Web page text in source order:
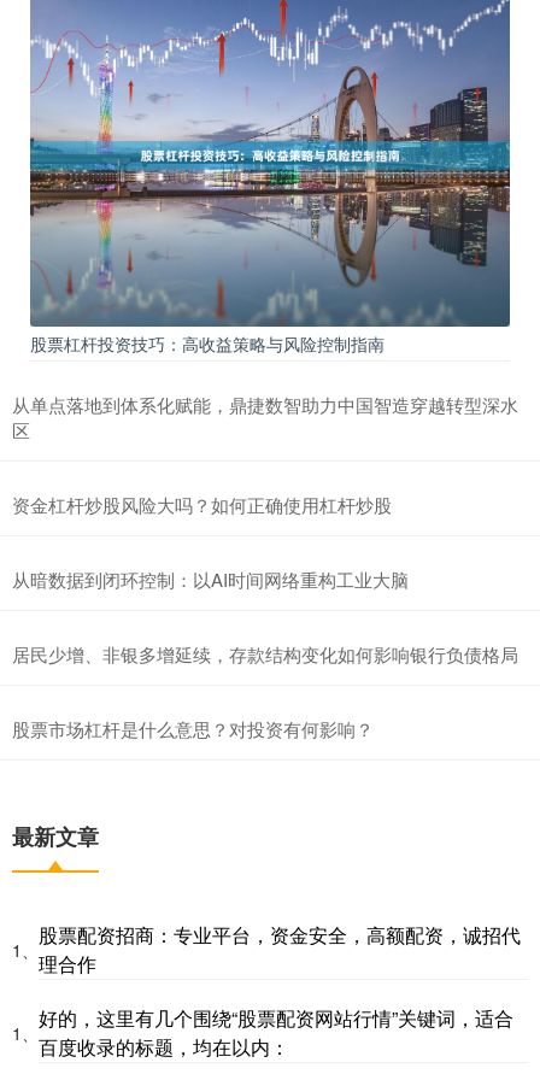
股票杠杆投资技巧：高收益策略与风险控制指南
从单点落地到体系化赋能，鼎捷数智助力中国智造穿越转型深水
区
资金杠杆炒股风险大吗？如何正确使用杠杆炒股
从暗数据到闭环控制：以AI时间网络重构工业大脑
居民少增、非银多增延续，存款结构变化如何影响银行负债格局
股票市场杠杆是什么意思？对投资有何影响？
最新文章
1、
股票配资招商：专业平台，资金安全，高额配资，诚招代
理合作
1、
好的，这里有几个围绕“股票配资网站行情”关键词，适合
百度收录的标题，均在以内：